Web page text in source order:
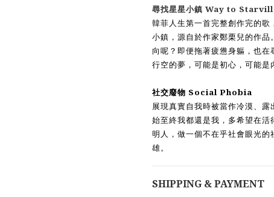
尋找星星⼩鎮 Way to
韓菲 ⼈⽣第⼀⾸完整創作完的歌
⼩鎮，源⾃ 於作家鄭栗兒的作品
向呢？即便拖著疲憊身軀，也在
⾏空的夢，可能是初⼼ ，可能是
社交廢物 Social Phobia
展現真實⾃ 我時被當作冷漠、露
始至終我都還是我，多希望在活
明 ⼈ ，做⼀個不在乎社會眼光的
雄。
SHIPPING & PAYMENT